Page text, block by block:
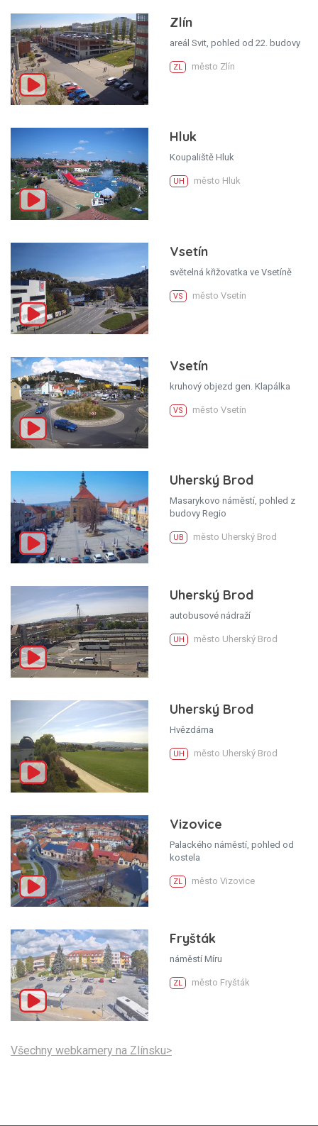
Zlín
areál Svit, pohled od 22. budovy
ZL město Zlín
Hluk
Koupaliště Hluk
UH město Hluk
Vsetín
světelná křižovatka ve Vsetíně
VS město Vsetín
Vsetín
kruhový objezd gen. Klapálka
VS město Vsetín
Uherský Brod
Masarykovo náměstí, pohled z
budovy Regio
UB město Uherský Brod
Uherský Brod
autobusové nádraží
UH město Uherský Brod
Uherský Brod
Hvězdárna
UH město Uherský Brod
Vizovice
Palackého náměstí, pohled od
kostela
ZL město Vizovice
Fryšták
náměstí Míru
ZL město Fryšták
Všechny webkamery na Zlínsku>